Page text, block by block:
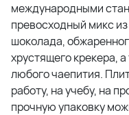
международными
превосходный микс
шоколада,
хрустящего крекера,
любого чаепития.
работу, на учебу, на
прочную упаковку